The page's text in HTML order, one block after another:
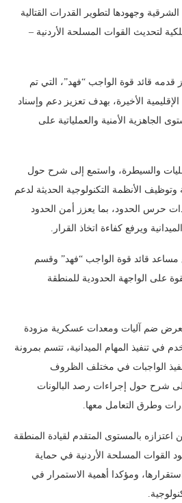
الشرقية وجهودها لتطوير القدرات القتالية
لتحديث القوات المسلحة الأردنية –
قدمه قائد قوة الواجب “فهد”، التي تم
الأخيرة، بهدف تعزيز دعم وإسناد
الأمنية والعملياتية على
والسيطرة، واستمع إلى شرح حول
وتوظيف الأنظمة التكنولوجية الحديثة لدعم
حرس الحدود، بما يعزز أمن الحدود
ويرفع كفاءة اتخاذ القرار.
مساعد قائد قوة الواجب “فهد” وقسم
على الواجهة الحدودية للمنطقة
ضم آليات ومعدات عسكرية مزودة
في تنفيذ المهام الميدانية، تتسم بمرونة
تنفيذ الواجبات في مختلف الظروف
شرح حول إجراءات رصد البالونات
وطرق التعامل معها.
اعتزازه بالمستوى المتقدم لقيادة المنطقة
القوات المسلحة الأردنية في حماية
ومؤكدا أهمية الاستمرار في